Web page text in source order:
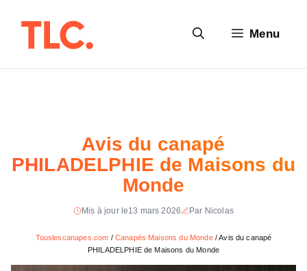
Menu
Avis du canapé
PHILADELPHIE de Maisons du
Monde
Mis à jour le13 mars 2026 Par Nicolas
Touslescanapes.com / Canapés Maisons du Monde/Avis du canapé
PHILADELPHIE de Maisons du Monde